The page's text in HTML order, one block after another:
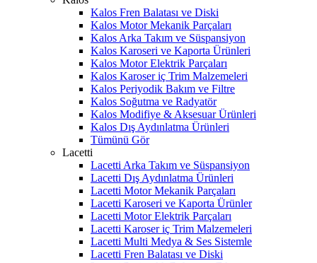
Kalos Fren Balatası ve Diski
Kalos Motor Mekanik Parçaları
Kalos Arka Takım ve Süspansiyon
Kalos Karoseri ve Kaporta Ürünleri
Kalos Motor Elektrik Parçaları
Kalos Karoser iç Trim Malzemeleri
Kalos Periyodik Bakım ve Filtre
Kalos Soğutma ve Radyatör
Kalos Modifiye & Aksesuar Ürünleri
Kalos Dış Aydınlatma Ürünleri
Tümünü Gör
Lacetti
Lacetti Arka Takım ve Süspansiyon
Lacetti Dış Aydınlatma Ürünleri
Lacetti Motor Mekanik Parçaları
Lacetti Karoseri ve Kaporta Ürünler
Lacetti Motor Elektrik Parçaları
Lacetti Karoser iç Trim Malzemeleri
Lacetti Multi Medya & Ses Sistemle
Lacetti Fren Balatası ve Diski